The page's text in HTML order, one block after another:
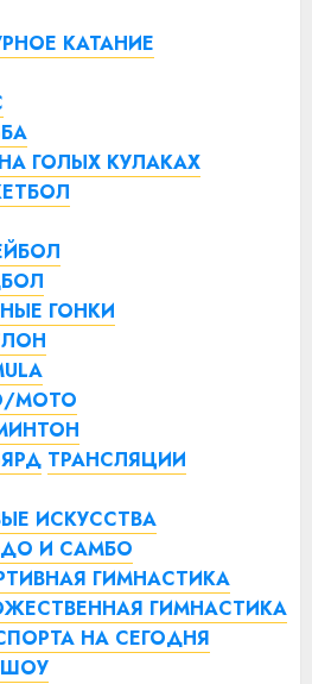
КАТАНИЕ
ГОЛЫХ КУЛАКАХ
ГОНКИ
МОТО
ТРАНСЛЯЦИИ
ИСКУССТВА
И САМБО
ГИМНАСТИКА
ГИМНАСТИКА
НА СЕГОДНЯ